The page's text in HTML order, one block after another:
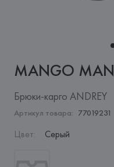
MANGO MAN
Брюки-карго ANDREY
Артикул товара: 77019231
Цвет: Серый